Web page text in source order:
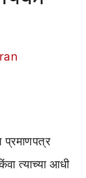
त्याच्या आधी